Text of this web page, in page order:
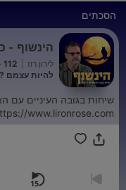
הסכתים
הינשוף -
לירון רוז
להיות עצמם
שיחות בגובה העיניים עם
www.lironrose.com/